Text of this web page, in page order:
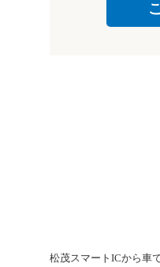
松茂スマートICから車